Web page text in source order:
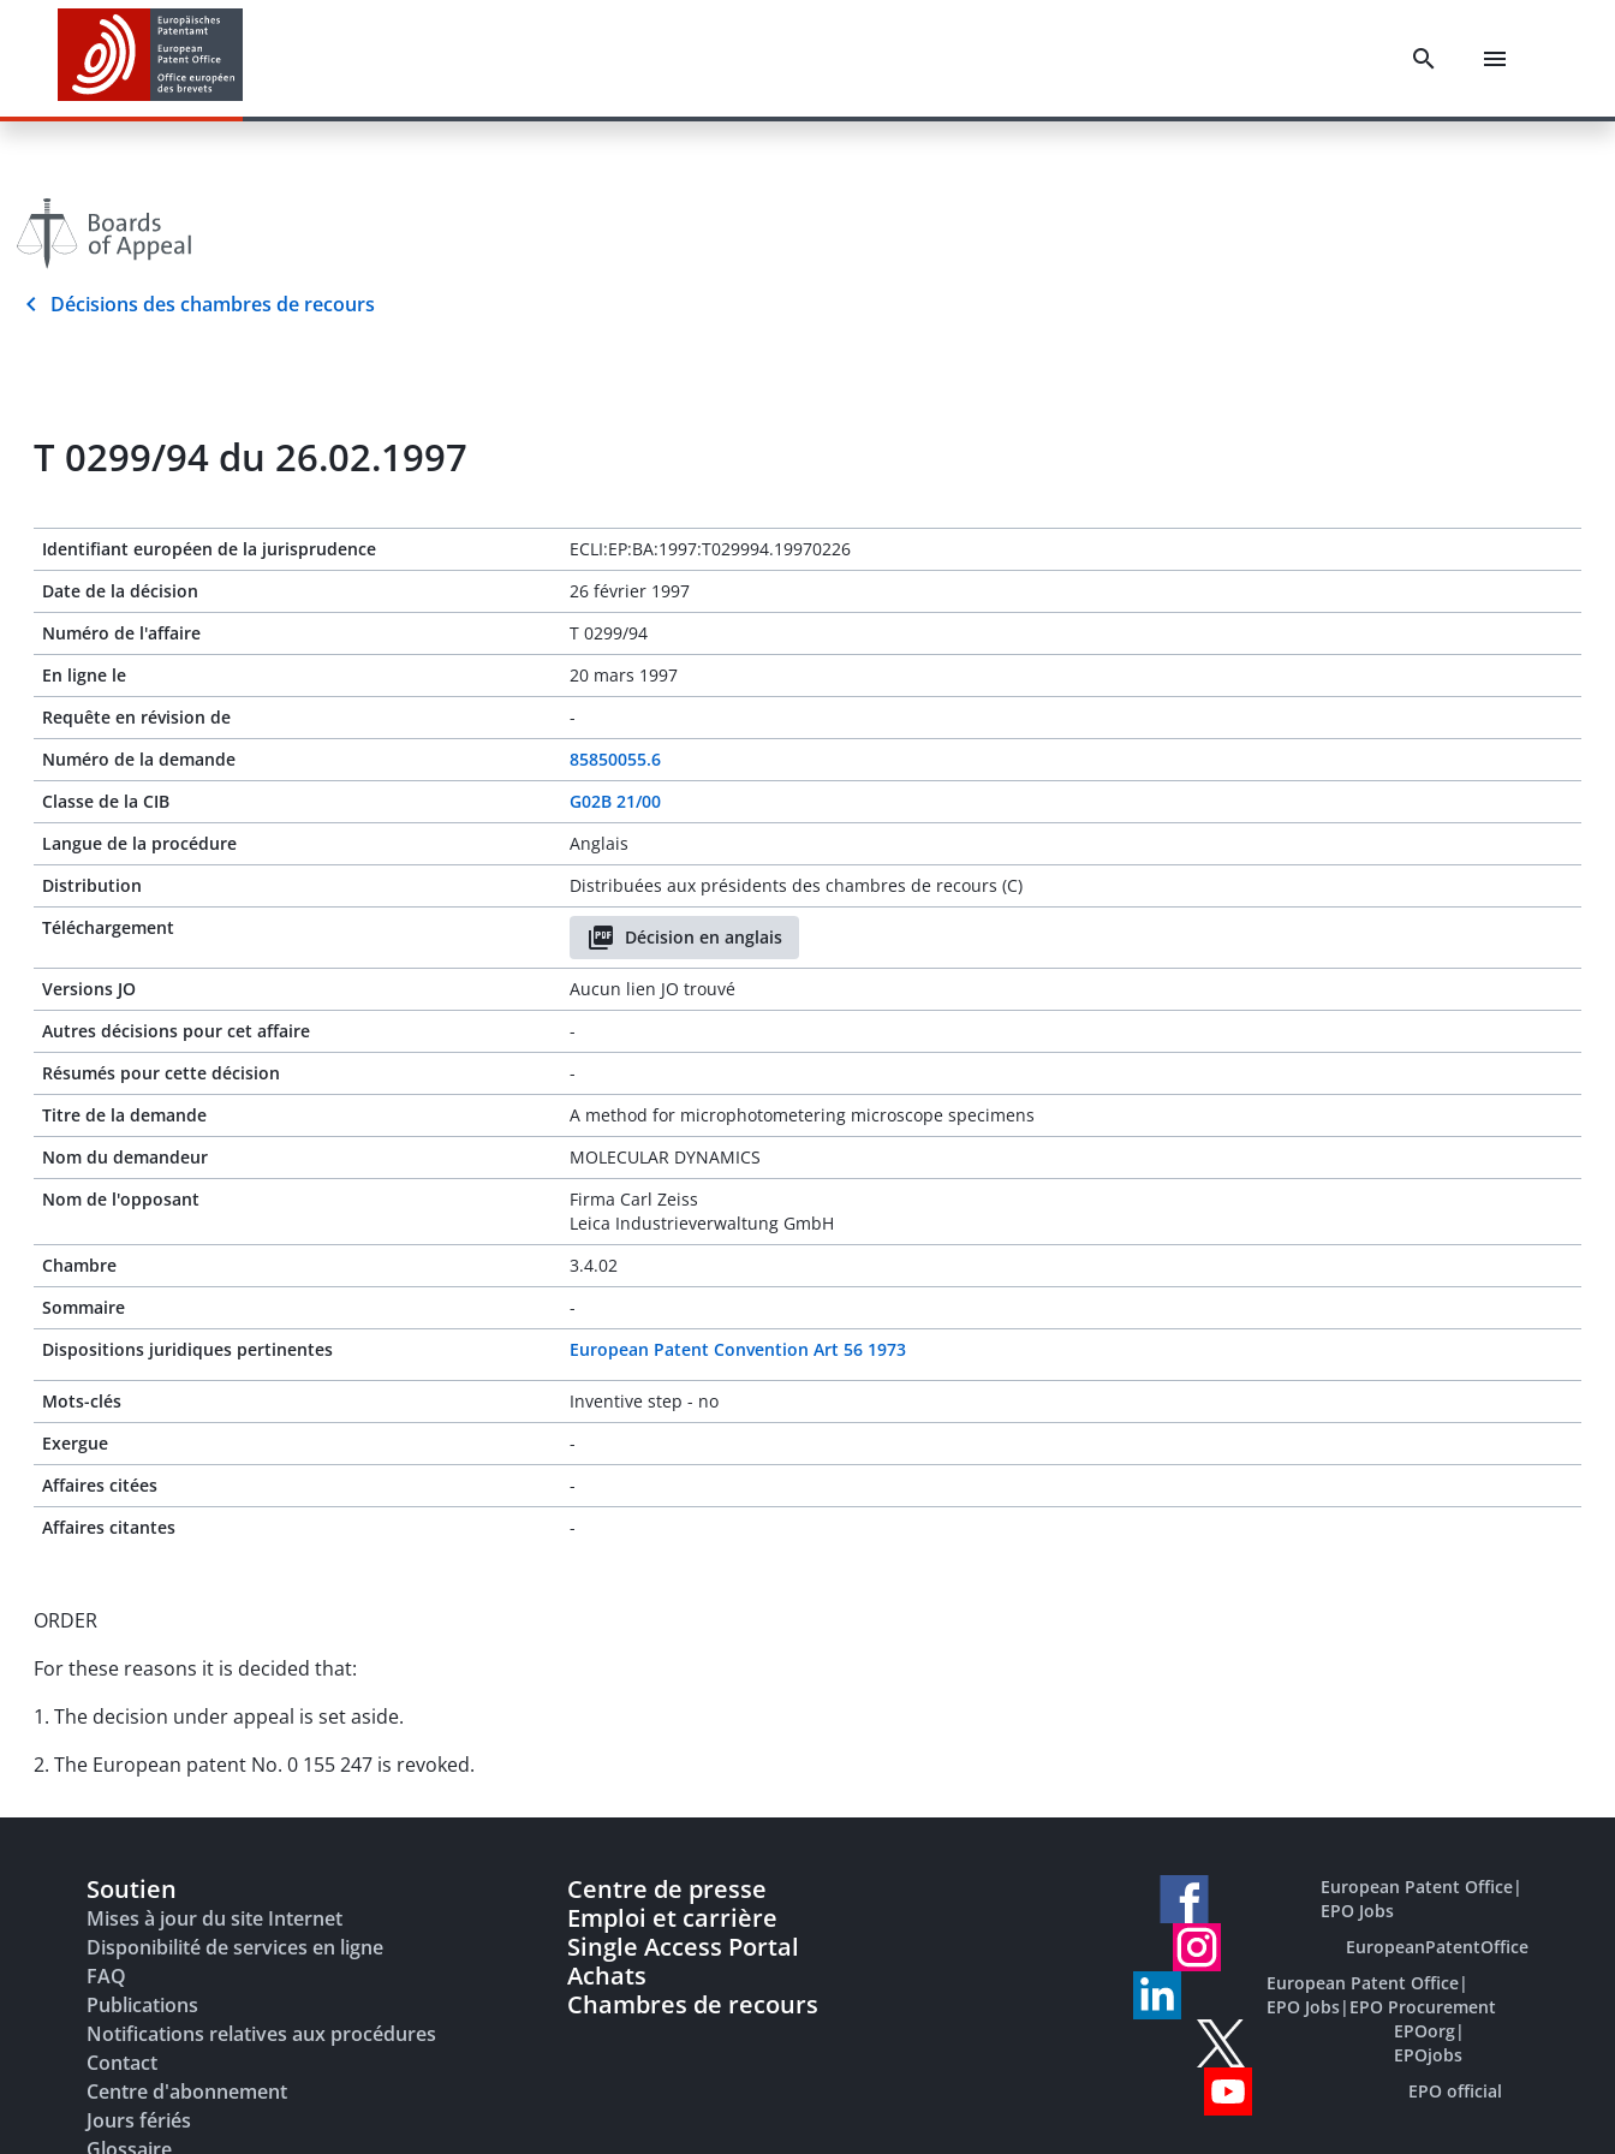
Décisions des chambres de recours
T 0299/94 du 26.02.1997
Identifiant européen de la jurisprudence
ECLI:EP:BA:1997:T029994.19970226
Date de la décision
26 février 1997
Numéro de l'affaire
T 0299/94
En ligne le
20 mars 1997
Requête en révision de
-
Numéro de la demande
85850055.6
Classe de la CIB
G02B 21/00
Langue de la procédure
Anglais
Distribution
Distribuées aux présidents des chambres de recours (C)
Téléchargement
Décision en anglais
Versions JO
Aucun lien JO trouvé
Autres décisions pour cet affaire
-
Résumés pour cette décision
-
Titre de la demande
A method for microphotometering microscope specimens
Nom du demandeur
MOLECULAR DYNAMICS
Nom de l'opposant
Firma Carl Zeiss
Leica Industrieverwaltung GmbH
Chambre
3.4.02
Sommaire
-
Dispositions juridiques pertinentes
European Patent Convention Art 56 1973
Mots-clés
Inventive step - no
Exergue
-
Affaires citées
-
Affaires citantes
-
ORDER
For these reasons it is decided that:
1. The decision under appeal is set aside.
2. The European patent No. 0 155 247 is revoked.
Soutien
Mises à jour du site Internet
Disponibilité de services en ligne
FAQ
Publications
Notifications relatives aux procédures
Contact
Centre d'abonnement
Jours fériés
Centre de presse
Emploi et carrière
Single Access Portal
Achats
Chambres de recours
European Patent Office|
EPO Jobs
EuropeanPatentOffice
European Patent Office|
EPO Jobs| EPO Procurement
EPOorg|
EPOjobs
EPO official